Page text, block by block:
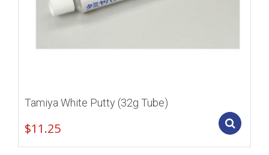
Tamiya White Putty (32g Tube)
$11.25